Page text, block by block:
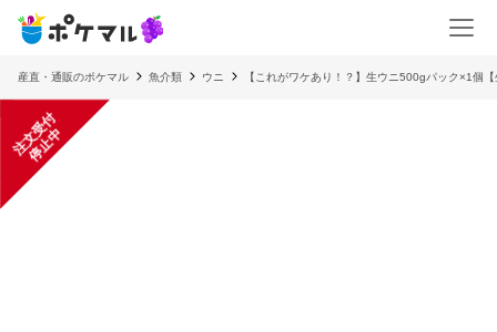
産直・通販のポケマル 魚介類 ウニ 【これがワケあり！？】生ウニ500gパック×1個
注
文
受
付
停
止
中